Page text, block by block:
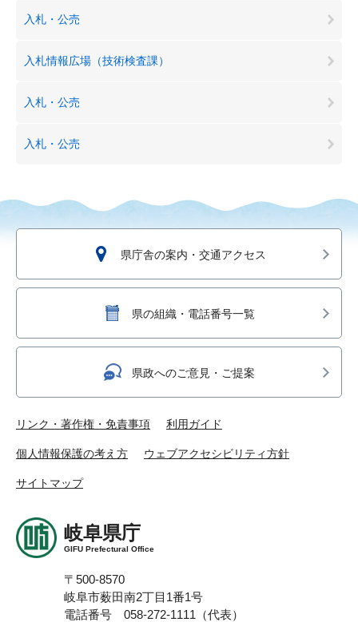
入札・公売
入札情報広場（技術検査課）
入札・公売
入札・公売
県庁舎の案内・交通アクセス
県の組織・電話番号一覧
県政へのご意見・ご提案
リンク・著作権・免責事項 利用ガイド
個人情報保護の考え方 ウェブアクセシビリティ方針
サイトマップ
岐阜県庁
GIFU Prefectural Office
〒500-8570
岐阜市薮田南2丁目1番1号
電話番号 058-272-1111（代表）